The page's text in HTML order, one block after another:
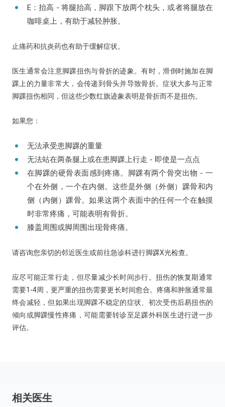
E：抬高 - 将腿抬高，脚跟下放两个枕头，或者将腿放在
咖啡桌上，有助于减轻肿胀。
止痛药和抗炎药也有助于缓解症状。
医生通常会注意脚踝扭伤与骨折的迹象。有时，滑倒时施加在脚
踝上的力量非常大，会传递到骨头并导致骨折。症状大多与正常
脚踝扭伤相同，但这些少数红旗迹象表明是骨折而不是扭伤。
如果您：
无法承受患脚踝的重量
无法站在两条腿上或在患脚踝上行走 - 即使是一点点
在脚踝的硬骨表面感到疼痛。脚踝有两个骨突出物 - 一
个在外侧，一个在内侧。这些是外侧（外侧）踝骨和内
侧（内侧）踝骨。如果这两个表面中的任何一个在触摸
时非常疼痛，可能表明有骨折。
膝盖周围或脚周围出现骨疼痛。
请咨询您亲切的邻近医生或前往急诊科进行脚踝X光检查。
应尽可能正常行走，但尽量减少长时间步行。扭伤的恢复期通常
需要1-4周，更严重的扭伤需要更长时间愈合。疼痛和肿胀通常最
终会减轻，但如果出现脚踝不稳定的症状、初次受伤后易扭伤的
倾向或脚踝慢性疼痛，可能需要转诊至足踝外科医生进行进一步
评估。
相关医生